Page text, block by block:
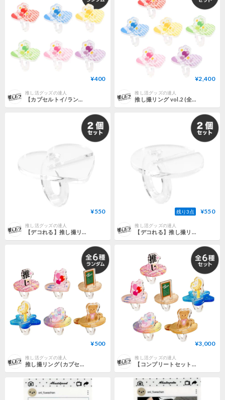
¥400
推し活グッズの達人
【カプセルトイ/ランダム】推し撮リングvol.2
¥2,400
推し活グッズの達人
推し撮リング vol.2 (全6種セット)
¥550
推し活グッズの達人
【デコれる】推し撮リング クリア (ハート) 2個セット
残り3点 ¥550
推し活グッズの達人
【デコれる】推し撮リング クリア (サークル) 2個セット
¥500
推し活グッズの達人
推し撮リング (カプセルトイ/ランダム)
¥3,000
推し活グッズの達人
【コンプリートセット】推し撮リング